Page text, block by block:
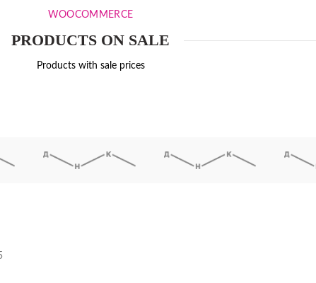
WOOCOMMERCE
PRODUCTS ON SALE
Products with sale prices